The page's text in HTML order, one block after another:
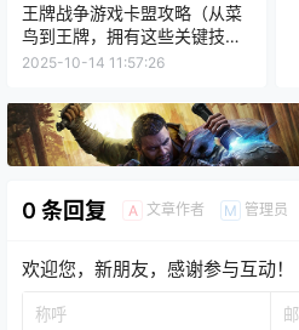
王牌战争游戏卡盟攻略（从菜
鸟到王牌，拥有这些关键技
巧，成为顶级指挥官！）
2025-10-14 11:57:26
0 条回复 A 文章作者 M 管理员
欢迎您，新朋友，感谢参与互动！